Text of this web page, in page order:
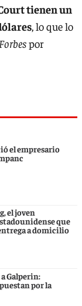
tienen un
, lo que lo
Forbespor
el empresario
el joven
que
a domicilio
Galperin:
por la